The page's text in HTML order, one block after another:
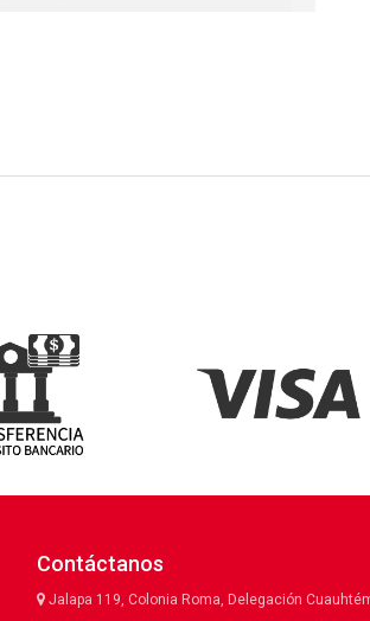
Contáctanos
Jalapa 119, Colonia Roma, Delegación